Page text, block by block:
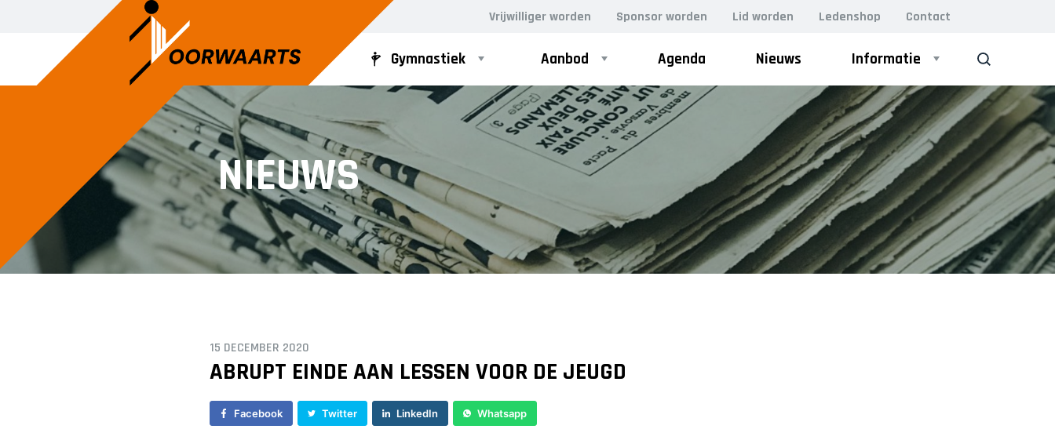
Vrijwilliger worden Sponsor worden Lid worden Ledenshop Contact
Gymnastiek Aanbod
JEUGD DANS
Ballet
Jazzdans
JEUGD GYM
Kleutergym
Peutergym
Turnen
VOLWASSEN DANS
Dance for Fun 30+
VOLWASSEN GYM
BodyFit (VOL)
Damesgym 50+
Essentrics
H.I.I.T. gym
MFB (Men’s Fitness Bootcamp)
Agenda Nieuws Informatie
Bestuur
Leiding
Lesrooster
Lidmaatschap
Vacatures
Kleding
ZOEK
NIEUWS
15 DECEMBER 2020
ABRUPT EINDE AAN LESSEN VOOR DE JEUGD
Facebook Twitter LinkedIn Whatsapp